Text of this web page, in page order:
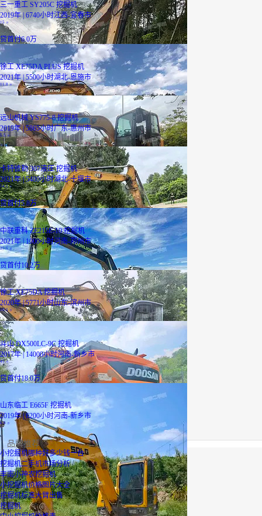
三一重工 SY205C 挖掘机
2019年 | 6740小时江西-宜春市
15 万
贷首付6.0万
徐工 XE75DA PLUS 挖掘机
2021年 | 5500小时湖北-恩施市
11.8 万
远山机械 YS775-8 挖掘机
2019年 | 5865小时广东-惠州市
5.5万
卡特彼勒 307液压 挖掘机
2021年 | 5480小时湖北-十堰市
14.5万
贷首付5.8万
中联重科 ZE215E-10 挖掘机
2021年 | 1000小时河南-郑州市
25.5万
贷首付10.2万
徐工 XE75DA 挖掘机
2020年 | 5771小时山东-滨州市
10.5 万
斗山 DX500LC-9C 挖掘机
2017年 | 14000小时河南-新乡市
45万
贷首付18.0万
山东临工 E665F 挖掘机
2019年 | 6200小时河南-新乡市
6.6 万
品牌推荐
小挖掘机哪种好多少钱一台
挖掘机二手机市场分析
丰南小神农挖掘机
小挖掘机价格图片大全
挖掘机标准大臂出售
挖掘机